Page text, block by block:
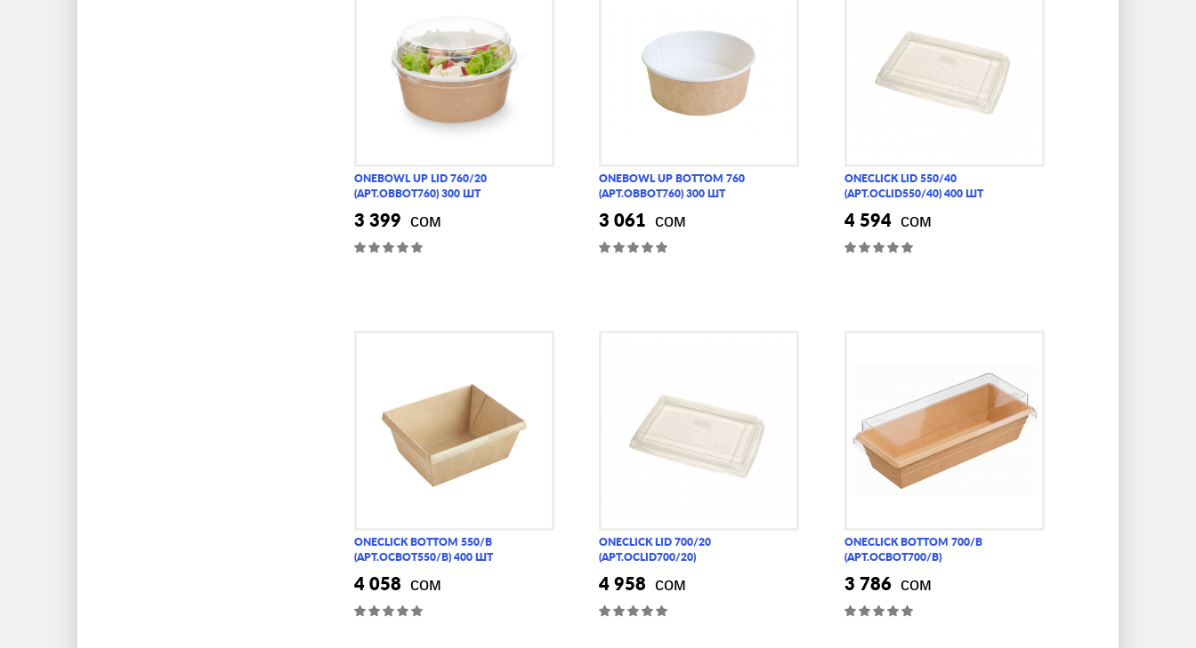
ONEBOWL UP LID 760/20
(АРТ.OBBOT760) 300 ШТ
3 399 сом
ONEBOWL UP BOTTOM 760
(АРТ.OBBOT760) 300 ШТ
3 061 сом
ONECLICK LID 550/40
(АРТ.OCLID550/40) 400 ШТ
4 594 сом
ONECLICK BOTTOM 550/B
(АРТ.OCBOT550/B) 400 ШТ
4 058 сом
ONECLICK LID 700/20
(АРТ.OCLID700/20)
4 958 сом
ONECLICK BOTTOM 700/B
(АРТ.OCBOT700/B)
3 786 сом